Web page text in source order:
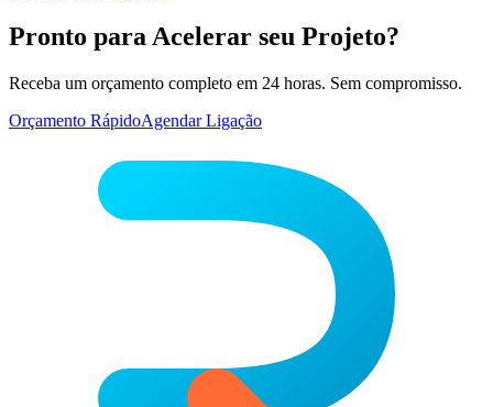
Pronto para Acelerar seu Projeto?
Receba um orçamento completo em 24 horas. Sem compromisso.
Orçamento RápidoAgendar Ligação